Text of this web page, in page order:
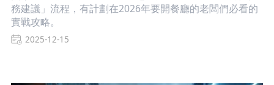
務建議」流程，有計劃在2026年要開餐廳的老闆們必看的
實戰攻略。
2025-12-15